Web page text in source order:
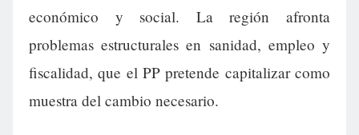
económico y social. La región afronta
problemas estructurales en sanidad, empleo y
fiscalidad, que el PP pretende capitalizar como
muestra del cambio necesario.